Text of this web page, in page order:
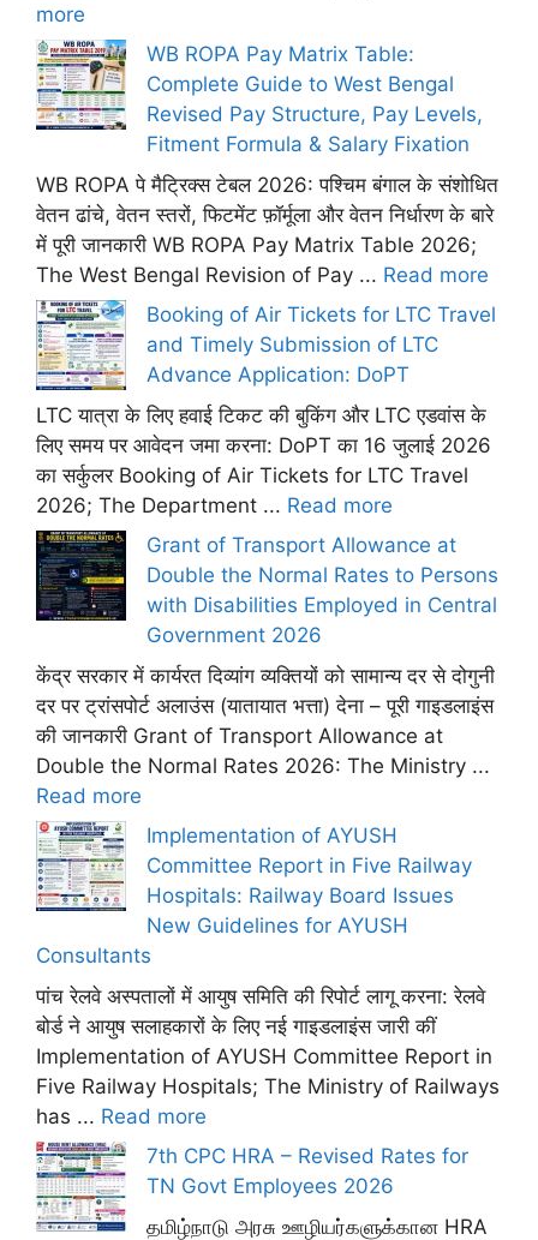
more
WB ROPA Pay Matrix Table:
Complete Guide to West Bengal
Revised Pay Structure, Pay Levels,
Fitment Formula & Salary Fixation
WB ROPA पे मैट्रिक्स टेबल 2026: पश्चिम बंगाल के संशोधित
वेतन ढांचे, वेतन स्तरों, फिटमेंट फ़ॉर्मूला और वेतन निर्धारण के बारे
में पूरी जानकारी WB ROPA Pay Matrix Table 2026;
The West Bengal Revision of Pay ... Read more
Booking of Air Tickets for LTC Travel
and Timely Submission of LTC
Advance Application: DoPT
LTC यात्रा के लिए हवाई टिकट की बुकिंग और LTC एडवांस के
लिए समय पर आवेदन जमा करना: DoPT का 16 जुलाई 2026
का सर्कुलर Booking of Air Tickets for LTC Travel
2026; The Department ... Read more
Grant of Transport Allowance at
Double the Normal Rates to Persons
with Disabilities Employed in Central
Government 2026
केंद्र सरकार में कार्यरत दिव्यांग व्यक्तियों को सामान्य दर से दोगुनी
दर पर ट्रांसपोर्ट अलाउंस (यातायात भत्ता) देना – पूरी गाइडलाइंस
की जानकारी Grant of Transport Allowance at
Double the Normal Rates 2026: The Ministry ...
Read more
Implementation of AYUSH
Committee Report in Five Railway
Hospitals: Railway Board Issues
New Guidelines for AYUSH
Consultants
पांच रेलवे अस्पतालों में आयुष समिति की रिपोर्ट लागू करना: रेलवे
बोर्ड ने आयुष सलाहकारों के लिए नई गाइडलाइंस जारी कीं
Implementation of AYUSH Committee Report in
Five Railway Hospitals; The Ministry of Railways
has ... Read more
7th CPC HRA – Revised Rates for
TN Govt Employees 2026
தமிழ்நாடு அரசு ஊழியர்களுக்கான HRA